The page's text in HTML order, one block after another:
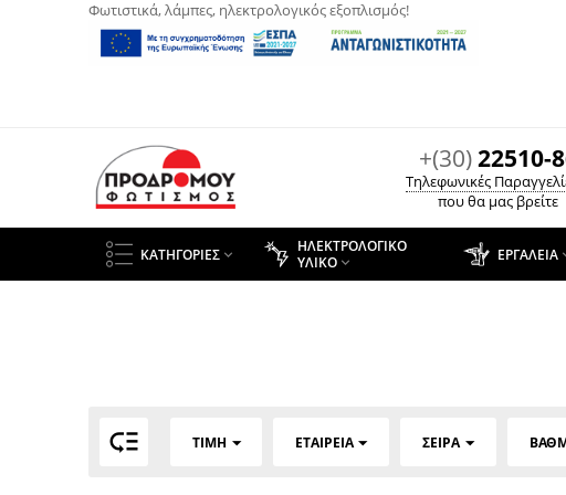
Φωτιστικά, λάμπες, ηλεκτρολογικός εξοπλισμός!
+(30)22510-
Τηλεφωνικές
που θα μας βρείτε
ΚΑΤΗΓΟΡΊΕΣ 
ΗΛΕΚΤΡΟΛΟΓΙΚΌ
ΥΛΙΚΌ  ΕΡΓΑΛΕΊΑ
 ΤΙΜΉ ΕΤΑΙΡΕΊΑ ΣΕΙΡΆ